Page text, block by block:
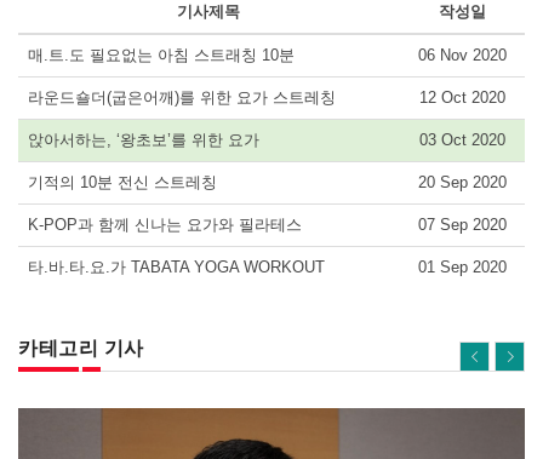
기사제목 작성일
매.트.도 필요없는 아침 스트래칭 10분 06 Nov 2020
라운드숄더(굽은어깨)를 위한 요가 스트레칭 12 Oct 2020
앉아서하는, ‘왕초보’를 위한 요가 03 Oct 2020
기적의 10분 전신 스트레칭 20 Sep 2020
K-POP과 함께 신나는 요가와 필라테스 07 Sep 2020
타.바.타.요.가 TABATA YOGA WORKOUT 01 Sep 2020
카테고리 기사